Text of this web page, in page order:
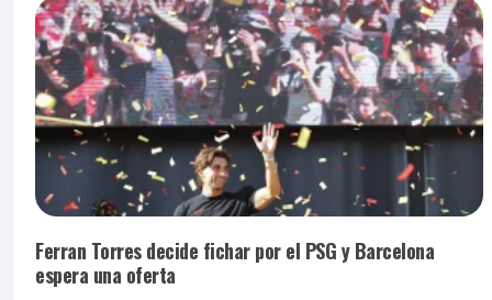
Ferran Torres decide fichar por el PSG y Barcelona
espera una oferta